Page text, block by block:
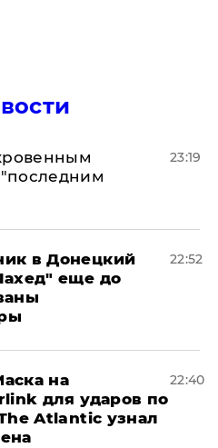
23:19
в Донецкий
еще до
22:52
на
для ударов по
Atlantic узнал
22:40